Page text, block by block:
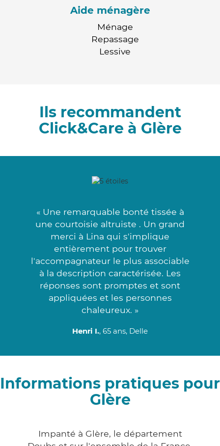
Aide ménagère
Ménage
Repassage
Lessive
Ils recommandent
Click&Care à Glère
« Une remarquable bonté tissée à
une courtoisie altruiste . Un grand
merci à Lina qui s'implique
entièrement pour trouver
l'accompagnateur le plus associable
à la description caractérisée. Les
réponses sont promptes et sont
appliquées et les personnes
chaleureux. »
Henri I., 65 ans, Delle
Informations pratiques pour
Glère
Impanté à Glère, le département